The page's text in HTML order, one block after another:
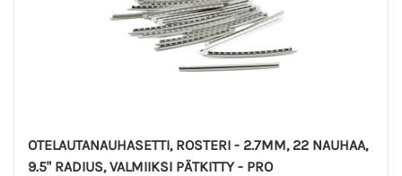
OTELAUTANAUHASETTI, ROSTERI - 2.7MM, 22 NAUHAA,
9.5" RADIUS, VALMIIKSI PÄTKITTY - PRO